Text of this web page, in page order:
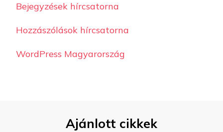
Bejegyzések hírcsatorna
Hozzászólások hírcsatorna
WordPress Magyarország
Ajánlott cikkek